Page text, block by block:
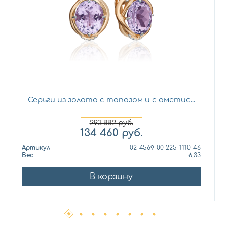
Серьги из золота с топазом и с аметис...
293 882руб.
134 460 руб.
Артикул
02-4569-00-225-1110-46
Вес
6,33
В корзину